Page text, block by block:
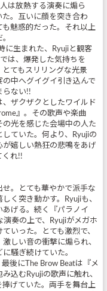
は放熱する演奏に煽ら
。互いに顔を突き合わ
魅惑的だった。それ以上
に生まれた、Ryujiと観客
は、爆発した気持ちを
てもスリリングな光景
中へグイグイ引き込んで
らない!!
ザクザクとしたワイルド
』。その歌声や楽曲
光を感じた会場中の人た
ていた。何より、Ryujiの
嬉しい熱狂の悲鳴をあげ
くれ!!
。とても華やかで派手な
く突き動かす。Ryujiも、
げる。続く『パラノイ
演奏の上で、Ryujiがメガホ
いった。とても激烈で、
しい音の衝撃に煽られ、
騒ぎ続けていた。
後にThe Brow Beatは『メ
込むRyujiの歌声に触れ、
げていた。両手を舞台上